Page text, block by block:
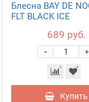
Блесна BAY DE
FLT BLACK ICE
689 руб.
+
-
Купить